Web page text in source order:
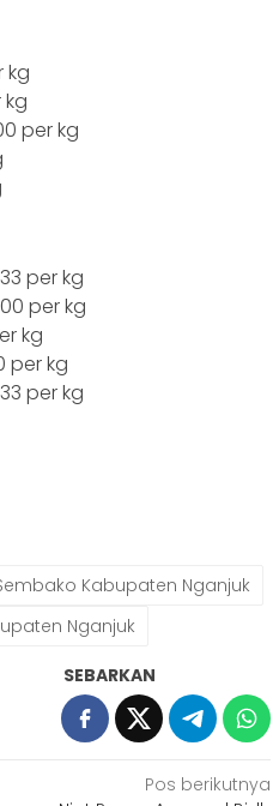
kg
kg
per kg
per kg
per kg
kg
per kg
per kg
Kabupaten Nganjuk
Nganjuk
SEBARKAN
Pos berikutnya